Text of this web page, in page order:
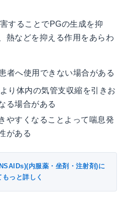
することでPGの生成を抑
熱などを抑える作用をあらわ
者へ使用できない場合がある
り体内の気管支収縮を引きお
る場合がある
やすくなることよって喘息発
がある
内服薬・坐剤・注射剤)に
もっと詳しく